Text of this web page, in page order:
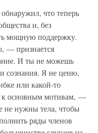
что теперь
и, без
мощную поддержку.
— признается
И ты не можешь
сознания. Я не ценю,
или какой-то
к основным мотивам, —
не нужны тела, чтобы
ряды членов